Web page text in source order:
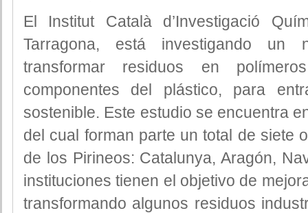
El Institut Català d’Investigació
Tarragona, está investigando un
transformar residuos en
componentes del plástico, para
sostenible. Este estudio se encuentra
del cual forman parte un total de siete
de los Pirineos: Catalunya, Aragón,
instituciones tienen el objetivo de
transformando algunos residuos